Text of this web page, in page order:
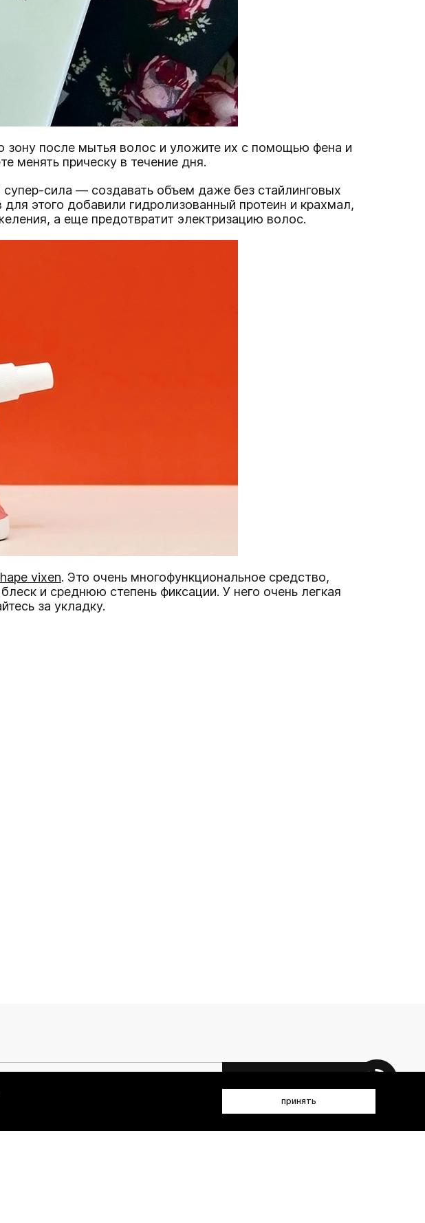
зону после мытья волос и уложите их с помощью фена и
менять прическу в течение дня.
супер-сила — создавать объем даже без стайлинговых
этого добавили гидролизованный протеин и крахмал,
а еще предотвратит электризацию волос.
vixen. Это очень многофункциональное средство,
и среднюю степень фиксации. У него очень легкая
за укладку.
моих персональных данных (имя, email, телефон) для получения рекламных и
Политикой конфиденциальности
принять